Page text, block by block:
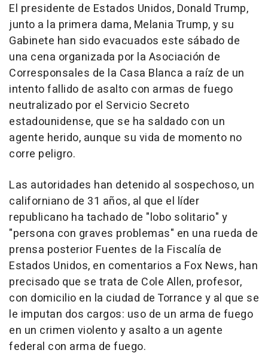
El presidente de Estados Unidos, Donald Trump,
junto a la primera dama, Melania Trump, y su
Gabinete han sido evacuados este sábado de
una cena organizada por la Asociación de
Corresponsales de la Casa Blanca a raíz de un
intento fallido de asalto con armas de fuego
neutralizado por el Servicio Secreto
estadounidense, que se ha saldado con un
agente herido, aunque su vida de momento no
corre peligro.
Las autoridades han detenido al sospechoso, un
californiano de 31 años, al que el líder
republicano ha tachado de "lobo solitario" y
"persona con graves problemas" en una rueda de
prensa posterior Fuentes de la Fiscalía de
Estados Unidos, en comentarios a Fox News, han
precisado que se trata de Cole Allen, profesor,
con domicilio en la ciudad de Torrance y al que se
le imputan dos cargos: uso de un arma de fuego
en un crimen violento y asalto a un agente
federal con arma de fuego.